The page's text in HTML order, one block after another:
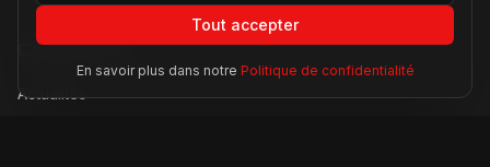
Catégories
Actualités
Tout accepter
En savoir plus dans notre Politique de confidentialité